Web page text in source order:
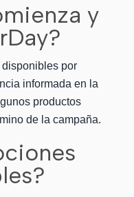
y
disponibles por
informada en la
productos
de la campaña.